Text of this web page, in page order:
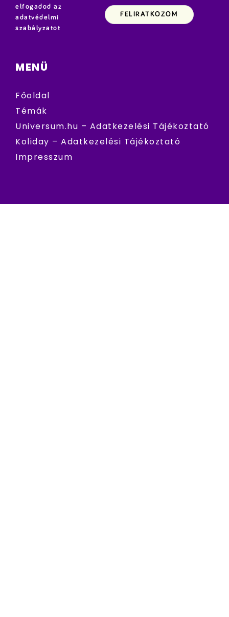
elfogadod az
adatvédelmi
szabályzatot
MENÜ
Főoldal
Témák
Universum.hu – Adatkezelési Tájékoztató
Koliday – Adatkezelési Tájékoztató
Impresszum